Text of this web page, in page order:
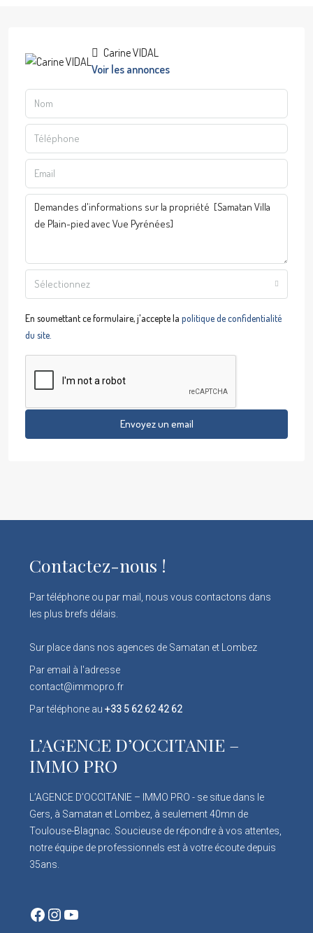
Carine VIDAL
Voir les annonces
Sélectionnez
En soumettant ce formulaire, j'accepte la politique de confidentialité
du site.
Envoyez un email
Contactez-nous !
Par téléphone ou par mail, nous vous contactons dans
les plus brefs délais.
Sur place dans nos agences de Samatan et Lombez
Par email à l'adresse
contact@immopro.fr
Par téléphone au +33 5 62 62 42 62
L’AGENCE D’OCCITANIE –
IMMO PRO
L’AGENCE D’OCCITANIE – IMMO PRO - se situe dans le
Gers, à Samatan et Lombez, à seulement 40mn de
Toulouse-Blagnac. Soucieuse de répondre à vos attentes,
notre équipe de professionnels est à votre écoute depuis
35ans.
Facebook
Instagram
YouTube